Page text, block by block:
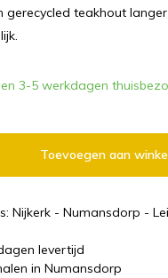
gerecycled teakhout
3-5 werkdagen
Toevoegen aan
Nijkerk - Numansdorp -
levertijd
in Numansdorp